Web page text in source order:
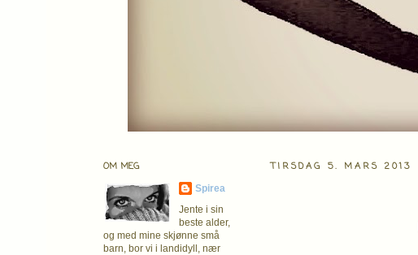
TIRSDAG 5. MARS 2013
OM MEG
Spirea
Jente i sin
beste alder,
og med mine skjønne små
barn, bor vi i landidyll, nær